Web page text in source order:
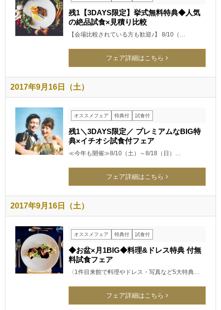
残1【3DAYS限定】挙式無料特典◆人気
の絶品試食×見積り比較
【会場比較されている方も歓迎♪】 8/10（…
フェア詳細はこちら
2017年9月16日（土）
オススメフェア 特典付 試食付
残1＼3DAYS限定／ プレミアムなBIG特
典×イチオシ試食付フェア
≪今年も開催≫8/10（土）～8/18（日）…
フェア詳細はこちら
2017年9月16日（土）
オススメフェア 特典付 試食付
◆お盆×月1BIG◆料理&ドレス特典 付無
料試食フェア
〈1件目来館で料理やドレス・写真など5大特典…
フェア詳細はこちら